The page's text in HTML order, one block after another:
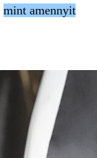
mint amennyit